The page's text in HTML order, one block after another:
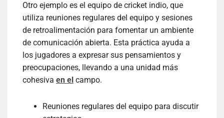
Otro ejemplo es el equipo de cricket indio, que
utiliza reuniones regulares del equipo y sesiones
de retroalimentación para fomentar un ambiente
de comunicación abierta. Esta práctica ayuda a
los jugadores a expresar sus pensamientos y
preocupaciones, llevando a una unidad más
cohesiva en el campo.
Reuniones regulares del equipo para discutir